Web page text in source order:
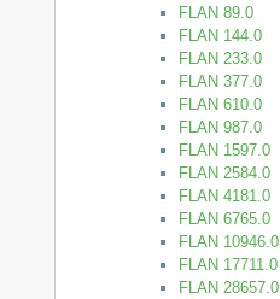
FLAN 89.0
FLAN 144.0
FLAN 233.0
FLAN 377.0
FLAN 610.0
FLAN 987.0
FLAN 1597.0
FLAN 2584.0
FLAN 4181.0
FLAN 6765.0
FLAN 10946.0
FLAN 17711.0
FLAN 28657.0